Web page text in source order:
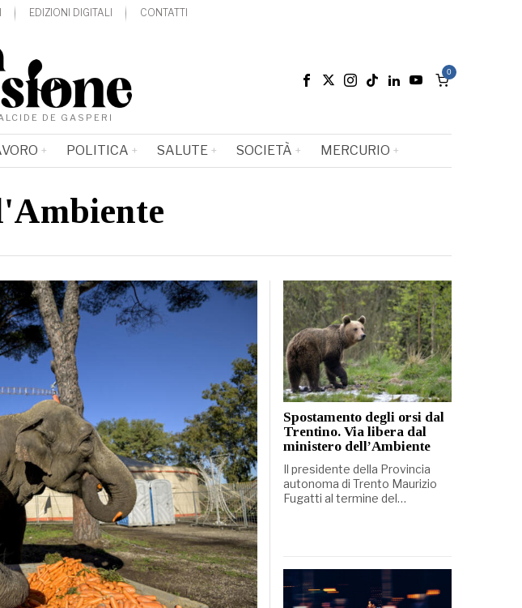
EDIZIONI DIGITALI CONTATTI
DE GASPERI
0
POLITICA SALUTE SOCIETÀ MERCURIO
Spostamento degli orsi dal
Trentino. Via libera dal
ministero dell’Ambiente
Il presidente della Provincia
autonoma di Trento Maurizio
Fugatti al termine del…